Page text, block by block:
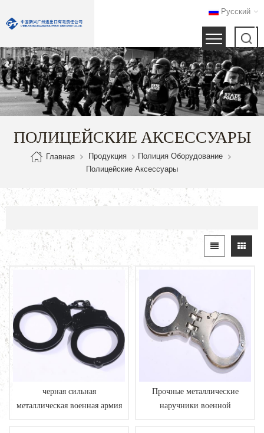
Русский
ПОЛИЦЕЙСКИЕ АКСЕССУАРЫ
Главная Продукция
Полиция Оборудование
Полицейские Аксессуары
черная сильная
металлическая военная армия
Прочные металлические
наручники военной